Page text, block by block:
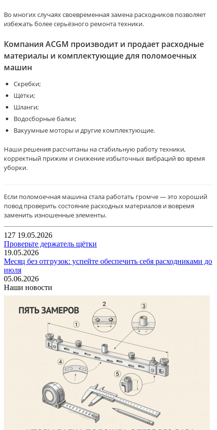
Во многих случаях своевременная замена расходников позволяет
избежать более серьёзного ремонта техники.
Компания ACGM производит и продает расходные
материалы и комплектующие для поломоечных
машин
Скребки;
Щётки;
Шланги;
Водосборные балки;
Вакуумные моторы и другие комплектующие.
Наши решения рассчитаны на стабильную работу техники,
корректный прижим и снижение избыточных вибраций во время
уборки.
Если поломоечная машина стала работать громче — это хороший
повод проверить состояние расходных материалов и вовремя
заменить изношенные элементы.
127 19.05.2026
Проверьте держатель щётки
19.05.2026
Месяц без отгрузок: успейте обеспечить себя расходниками до
июля
05.06.2026
Наши новости